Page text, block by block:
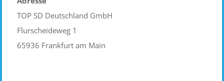
TOP SD Deutschland GmbH
Flurscheideweg 1
65936 Frankfurt am Main